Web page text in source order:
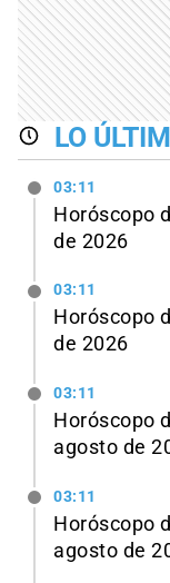
LO
03:11
Horóscopo
de 2026
03:11
Horóscopo
de 2026
03:11
Horóscopo
agosto de
03:11
Horóscopo
agosto de